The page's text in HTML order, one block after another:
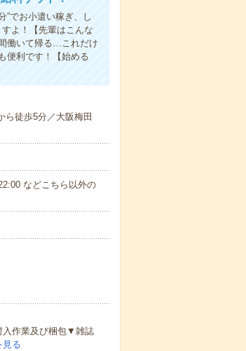
でお小遣い稼ぎ、し
よ！【先輩はこんな
働いて帰る…これだけ
便利です！【始める
ら徒歩5分／大阪梅田
などこちら以外の
入作業及び梱包▼雑誌
見る